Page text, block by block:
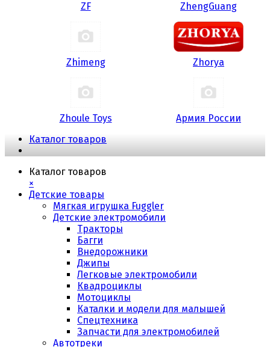
ZF ZhengGuang
Zhimeng Zhorya
Zhoule Toys
Армия России
Каталог товаров
Каталог товаров
×
Детские товары
Мягкая игрушка Fuggler
Детские электромобили
Тракторы
Багги
Внедорожники
Джипы
Легковые электромобили
Квадроциклы
Мотоциклы
Каталки и модели для малышей
Спецтехника
Запчасти для электромобилей
Автотреки